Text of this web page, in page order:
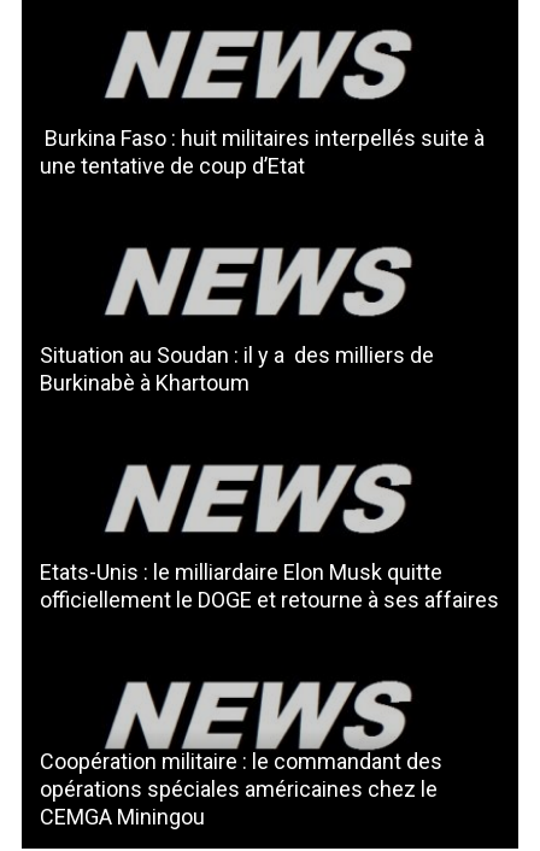
Burkina Faso : huit militaires interpellés suite à
une tentative de coup d’Etat
Situation au Soudan : il y a des milliers de
Burkinabè à Khartoum
Etats-Unis : le milliardaire Elon Musk quitte
officiellement le DOGE et retourne à ses affaires
Coopération militaire : le commandant des
opérations spéciales américaines chez le
CEMGA Miningou